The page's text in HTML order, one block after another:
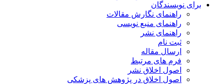
برای نویسندگان
راهنمای نگارش مقالات
راهنمای منبع نویسی
راهنمای نشر
ثبت نام
ارسال مقاله
فرم های مرتبط
اصول اخلاق نشر
اصول اخلاق در پژوهش های پزشکی